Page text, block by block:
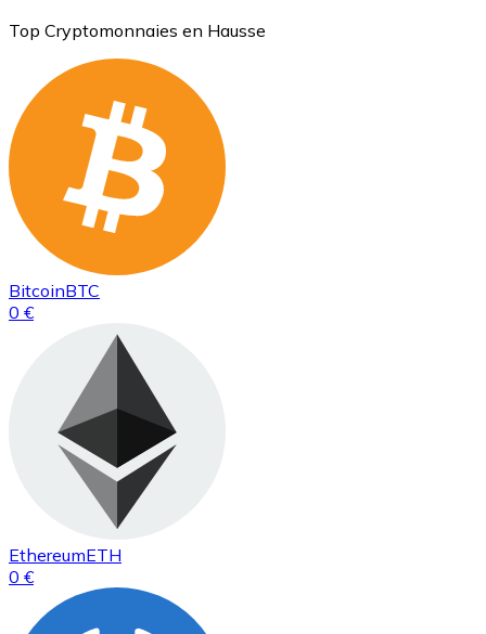
Top Cryptomonnaies en Hausse
BitcoinBTC
0 €
EthereumETH
0 €